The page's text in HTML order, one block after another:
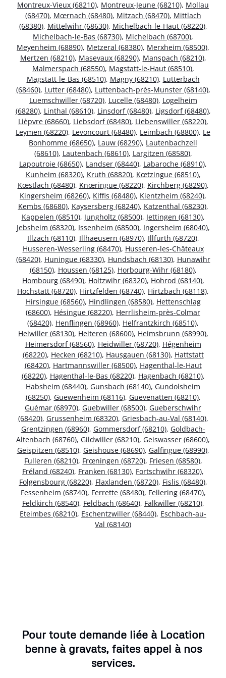
Montreux-Vieux (68210), Montreux-Jeune (68210), Mollau
(68470), Mœrnach (68480), Mitzach (68470), Mittlach
(68380), Mittelwihr (68630), Michelbach-le-Haut (68220),
Michelbach-le-Bas (68730), Michelbach (68700),
Meyenheim (68890), Metzeral (68380), Merxheim (68500),
Mertzen (68210), Masevaux (68290), Manspach (68210),
Malmerspach (68550), Magstatt-le-Haut (68510),
Magstatt-le-Bas (68510), Magny (68210), Lutterbach
(68460), Lutter (68480), Luttenbach-près-Munster (68140),
Luemschwiller (68720), Lucelle (68480), Logelheim
(68280), Linthal (68610), Linsdorf (68480), Ligsdorf (68480),
Lièpvre (68660), Liebsdorf (68480), Liebenswiller (68220),
Leymen (68220), Levoncourt (68480), Leimbach (68800), Le
Bonhomme (68650), Lauw (68290), Lautenbachzell
(68610), Lautenbach (68610), Largitzen (68580),
Lapoutroie (68650), Landser (68440), Labaroche (68910),
Kunheim (68320), Kruth (68820), Kœtzingue (68510),
Kœstlach (68480), Knœringue (68220), Kirchberg (68290),
Kingersheim (68260), Kiffis (68480), Kientzheim (68240),
Kembs (68680), Kaysersberg (68240), Katzenthal (68230),
Kappelen (68510), Jungholtz (68500), Jettingen (68130),
Jebsheim (68320), Issenheim (68500), Ingersheim (68040),
Illzach (68110), Illhaeusern (68970), Illfurth (68720),
Husseren-Wesserling (68470), Husseren-les-Châteaux
(68420), Huningue (68330), Hundsbach (68130), Hunawihr
(68150), Houssen (68125), Horbourg-Wihr (68180),
Hombourg (68490), Holtzwihr (68320), Hohrod (68140),
Hochstatt (68720), Hirtzfelden (68740), Hirtzbach (68118),
Hirsingue (68560), Hindlingen (68580), Hettenschlag
(68600), Hésingue (68220), Herrlisheim-près-Colmar
(68420), Henflingen (68960), Helfrantzkirch (68510),
Heiwiller (68130), Heiteren (68600), Heimsbrunn (68990),
Heimersdorf (68560), Heidwiller (68720), Hégenheim
(68220), Hecken (68210), Hausgauen (68130), Hattstatt
(68420), Hartmannswiller (68500), Hagenthal-le-Haut
(68220), Hagenthal-le-Bas (68220), Hagenbach (68210),
Habsheim (68440), Gunsbach (68140), Gundolsheim
(68250), Guewenheim (68116), Guevenatten (68210),
Guémar (68970), Guebwiller (68500), Gueberschwihr
(68420), Grussenheim (68320), Griesbach-au-Val (68140),
Grentzingen (68960), Gommersdorf (68210), Goldbach-
Altenbach (68760), Gildwiller (68210), Geiswasser (68600),
Geispitzen (68510), Geishouse (68690), Galfingue (68990),
Fulleren (68210), Frœningen (68720), Friesen (68580),
Fréland (68240), Franken (68130), Fortschwihr (68320),
Folgensbourg (68220), Flaxlanden (68720), Fislis (68480),
Fessenheim (68740), Ferrette (68480), Fellering (68470),
Feldkirch (68540), Feldbach (68640), Falkwiller (68210),
Eteimbes (68210), Eschentzwiller (68440), Eschbach-au-
Val (68140)
Pour toute demande liée à Location
benne à gravats, faites appel à nos
services.